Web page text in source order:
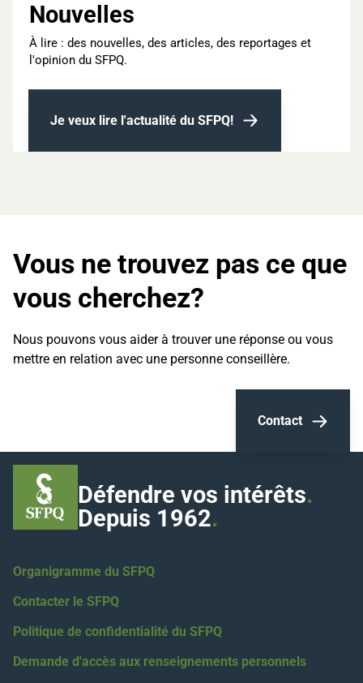
Nouvelles
À lire : des nouvelles, des articles, des reportages et
l'opinion du SFPQ.
Je veux lire l'actualité du SFPQ!
Vous ne trouvez pas ce que
vous cherchez?
Nous pouvons vous aider à trouver une réponse ou vous
mettre en relation avec une personne conseillère.
Contact
Défendre vos intérêts.
Depuis 1962.
Organigramme du SFPQ
Contacter le SFPQ
Politique de confidentialité du SFPQ
Demande d'accès aux renseignements personnels